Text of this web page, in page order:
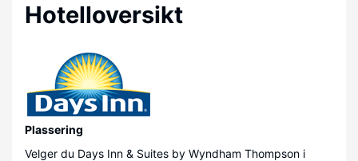
Hotelloversikt
Plassering
Velger du Days Inn & Suites by Wyndham Thompson i